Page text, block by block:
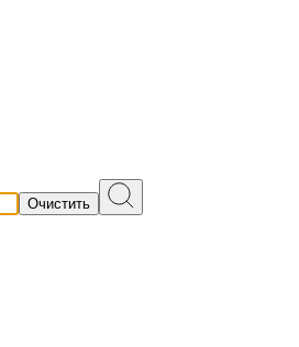
Очистить